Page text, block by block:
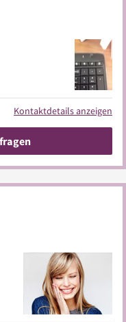
Kontaktdetails anzeigen